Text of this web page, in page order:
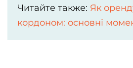
Читайте также: Як
кордоном: основні